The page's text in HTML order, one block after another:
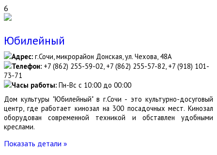
6
Юбилейный
Адрес: г.Сочи, микрорайон Донская, ул. Чехова, 48А
Телефон: +7 (862) 255-59-02, +7 (862) 255-57-82, +7 (918) 101-
73-71
Часы работы: Пн-Вс с 10:00 до 00:00
Дом культуры "Юбилейный" в г.Сочи - это культурно-досуговый
центр, где работает кинозал на 300 посадочных мест. Кинозал
оборудован современной техникой и обставлен удобными
креслами.
Показать детали »